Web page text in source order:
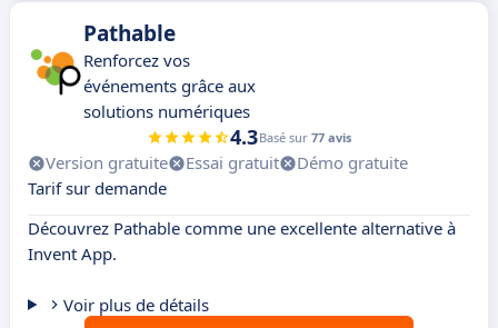
Pathable
Renforcez vos
événements grâce aux
solutions numériques
4.3Basé sur 77 avis
Version gratuite Essai gratuit
Démo gratuite
Tarif sur demande
Découvrez Pathable comme une excellente alternative à
Invent App.
Voir plus de détails